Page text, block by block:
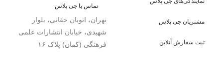
مشتریان جی پلاس
ثبت سفارش آنلاین
تماس با جی پلاس
تهران، اتوبان حقانی، بلوار
شهیدی، خیابان انتشارات علمی
فرهنگی (کمان) پلاک ۱۶